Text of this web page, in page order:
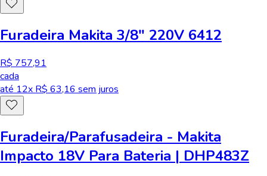
Furadeira Makita 3/8" 220V 6412
R$ 757,91
cada
até 12x R$ 63,16 sem juros
Furadeira/Parafusadeira - Makita
Impacto 18V Para Bateria | DHP483Z